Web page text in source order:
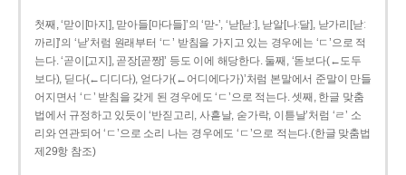
첫째, ‘맏이[마지], 맏아들[마다들]’의 ‘맏-’, ‘낟[낟ː], 낟알[나ː달], 낟가리[낟ː
까리]’의 ‘낟’처럼 원래부터 ‘ㄷ’ 받침을 가지고 있는 경우에는 ‘ㄷ’으로 적
는다. ‘곧이[고지], 곧장[곧짱]’ 등도 이에 해당한다. 둘째, ‘돋보다(←도두
보다), 딛다(←디디다), 얻다가(←어디에다가)’처럼 본말에서 준말이 만들
어지면서 ‘ㄷ’ 받침을 갖게 된 경우에도 ‘ㄷ’으로 적는다. 셋째, 한글 맞춤
법에서 규정하고 있듯이 ‘반짇고리, 사흗날, 숟가락, 이튿날’처럼 ‘ㄹ’ 소
리와 연관되어 ‘ㄷ’으로 소리 나는 경우에도 ‘ㄷ’으로 적는다.(한글 맞춤법
제29항 참조)